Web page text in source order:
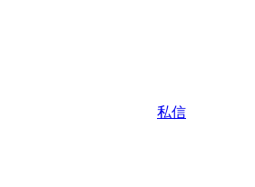
私信